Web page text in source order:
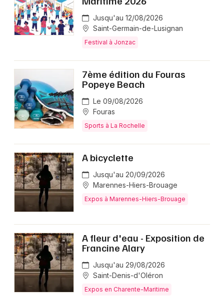
Jusqu'au 12/08/2026
Saint-Germain-de-Lusignan
Festival à Jonzac
7ème édition du Fouras
Popeye Beach
Le 09/08/2026
Fouras
Sports à La Rochelle
A bicyclette
Jusqu'au 20/09/2026
Marennes-Hiers-Brouage
Expos à Marennes-Hiers-Brouage
A fleur d'eau - Exposition de
Francine Alary
Jusqu'au 29/08/2026
Saint-Denis-d'Oléron
Expos en Charente-Maritime